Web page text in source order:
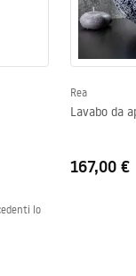
lo
Rea
Lavabo da
167,00 €